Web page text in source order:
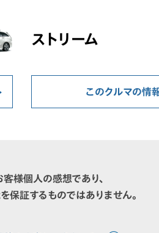
ストリーム
このクルマの情
様個人の感想であり、
保証するものではありません。